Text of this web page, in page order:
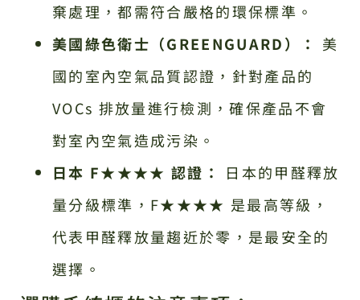
棄處理，都需符合嚴格的環保標準。
美國綠色衛士（GREENGUARD）：
美
國的室內空氣品質認證，針對產品的
VOCs 排放量進行檢測，確保產品不會
對室內空氣造成污染。
日本 F★★★★ 認證：
日本的甲醛釋放
量分級標準，F★★★★ 是最高等級，
代表甲醛釋放量趨近於零，是最安全的
選擇。